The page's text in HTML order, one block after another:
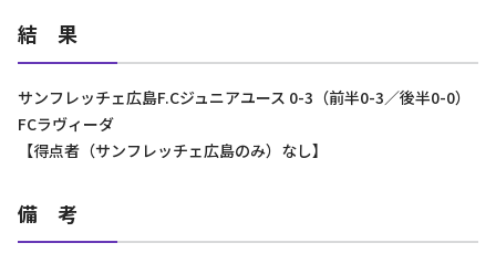
結 果
サンフレッチェ広島F.Cジュニアユース 0-3（前半0-3／後半0-0）
FCラヴィーダ
【得点者（サンフレッチェ広島のみ）なし】
備 考